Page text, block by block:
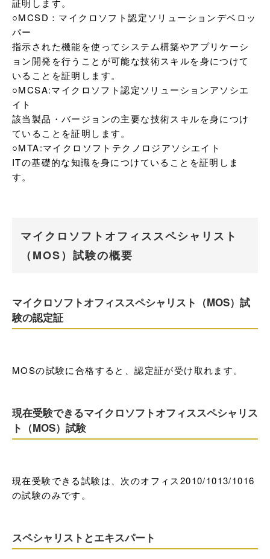
証明します。
○MCSD：マイクロソフト認定ソリューションデベロッ
パー
指示された機能を使ってシステム構築やアプリケーシ
ョン開発を行うことが可能な技術スキルを身につけて
いることを証明します。
○MCSA:マイクロソフト認定ソリューションアソシエ
イト
該当製品・バージョンの主要な技術スキルを身につけ
ていることを証明します。
○MTA:マイクロソフトテクノロジアソシエイト
ITの基礎的な知識を身につけていることを証明しま
す。
マイクロソフトオフィススペシャリスト
（MOS）試験の概要
マイクロソフトオフィススペシャリスト（MOS）試
験の認定証
MOSの試験に合格すると、認定証が受け取れます。
現在受験できるマイクロソフトオフィススペシャリス
ト（MOS）試験
現在受験できる試験は、次のオフィス2010/1013/1016
の試験のみです。
スペシャリストとエキスパート